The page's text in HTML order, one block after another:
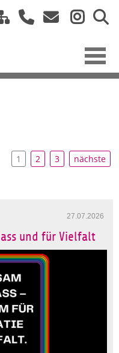
1 2 3 nächste
27.07.2026
und für Vielfalt